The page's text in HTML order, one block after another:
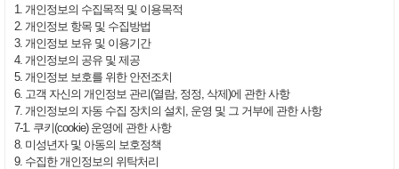
1. 개인정보의 수집목적 및 이용목적
2. 개인정보 항목 및 수집방법
3. 개인정보 보유 및 이용기간
4. 개인정보의 공유 및 제공
5. 개인정보 보호를 위한 안전조치
6. 고객 자신의 개인정보 관리(열람, 정정, 삭제)에 관한 사항
7. 개인정보의 자동 수집 장치의 설치, 운영 및 그 거부에 관한 사항
7-1. 쿠키(cookie) 운영에 관한 사항
8. 미성년자 및 아동의 보호정책
9. 수집한 개인정보의 위탁처리